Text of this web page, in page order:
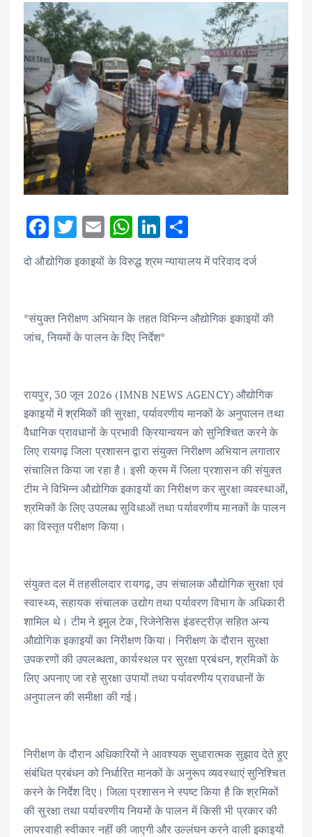
F
ac
e
o
o
T
it
r
E
m
ai
W
at
A
p
Li
k
dI
n
ar
दो औद्योगिक इकाइयों के विरुद्ध श्रम न्यायालय में परिवाद दर्ज
*संयुक्त निरीक्षण अभियान के तहत विभिन्न औद्योगिक इकाइयों की
जांच, नियमों के पालन के दिए निर्देश*
रायपुर, 30 जून 2026 (IMNB NEWS AGENCY) औद्योगिक
इकाइयों में श्रमिकों की सुरक्षा, पर्यावरणीय मानकों के अनुपालन तथा
वैधानिक प्रावधानों के प्रभावी क्रियान्वयन को सुनिश्चित करने के
लिए रायगढ़ जिला प्रशासन द्वारा संयुक्त निरीक्षण अभियान लगातार
संचालित किया जा रहा है। इसी क्रम में जिला प्रशासन की संयुक्त
टीम ने विभिन्न औद्योगिक इकाइयों का निरीक्षण कर सुरक्षा व्यवस्थाओं,
श्रमिकों के लिए उपलब्ध सुविधाओं तथा पर्यावरणीय मानकों के पालन
का विस्तृत परीक्षण किया।
संयुक्त दल में तहसीलदार रायगढ़, उप संचालक औद्योगिक सुरक्षा एवं
स्वास्थ्य, सहायक संचालक उद्योग तथा पर्यावरण विभाग के अधिकारी
शामिल थे। टीम ने इमुल टेक, रिजेनेसिस इंडस्ट्रीज़ सहित अन्य
औद्योगिक इकाइयों का निरीक्षण किया। निरीक्षण के दौरान सुरक्षा
उपकरणों की उपलब्धता, कार्यस्थल पर सुरक्षा प्रबंधन, श्रमिकों के
लिए अपनाए जा रहे सुरक्षा उपायों तथा पर्यावरणीय प्रावधानों के
अनुपालन की समीक्षा की गई।
निरीक्षण के दौरान अधिकारियों ने आवश्यक सुधारात्मक सुझाव देते हुए
संबंधित प्रबंधन को निर्धारित मानकों के अनुरूप व्यवस्थाएं सुनिश्चित
करने के निर्देश दिए। जिला प्रशासन ने स्पष्ट किया है कि श्रमिकों
की सुरक्षा तथा पर्यावरणीय नियमों के पालन में किसी भी प्रकार की
लापरवाही स्वीकार नहीं की जाएगी और उल्लंघन करने वाली इकाइयों